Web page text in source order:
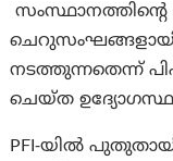
സംസ്ഥാനത്തിന്റെ
നടത്തുന്നതെന്ന്
ചെയ്ത
PFI-യിൽ പുതുതായി